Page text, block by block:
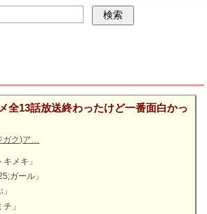
全13話放送終わったけど一番面白かっ
ガク)ア…
メキ」
ガール」
」